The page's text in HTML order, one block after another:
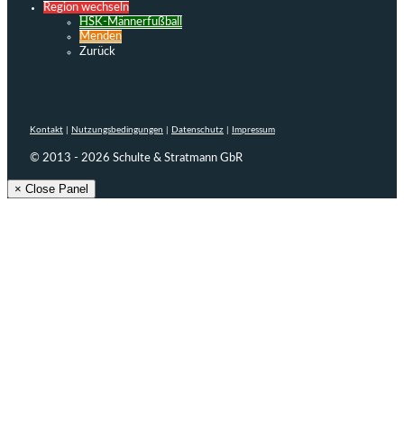
Region wechseln
HSK-Männerfußball
Menden
Zurück
Kontakt Nutzungsbedingungen Datenschutz Impressum
© 2013 - 2026 Schulte & Stratmann GbR
× Close Panel